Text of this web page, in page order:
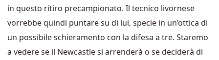
in questo ritiro precampionato. Il tecnico livornese
vorrebbe quindi puntare su di lui, specie in un’ottica di
un possibile schieramento con la difesa a tre. Staremo
a vedere se il Newcastle si arrenderà o se deciderà di